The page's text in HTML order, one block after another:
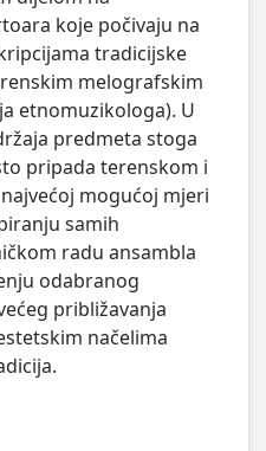
koje počivaju na
tradicijske
melografskim
etnomuzikologa). U
predmeta stoga
pripada terenskom i
mogućoj mjeri
samih
radu ansambla
odabranog
približavanja
načelima